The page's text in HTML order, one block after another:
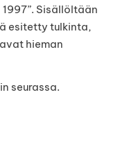
Sisällöltään
esitetty tulkinta,
hieman
seurassa.